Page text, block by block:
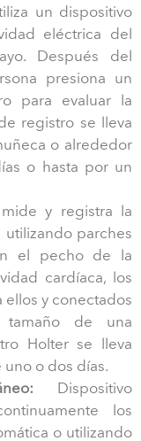
un dispositivo
eléctrica del
Después del
presiona un
para evaluar la
registro se lleva
o alrededor
o hasta por un
y registra la
parches
el pecho de la
cardíaca, los
y conectados
de una
Holter se lleva
o dos días.
Dispositivo
los
o utilizando